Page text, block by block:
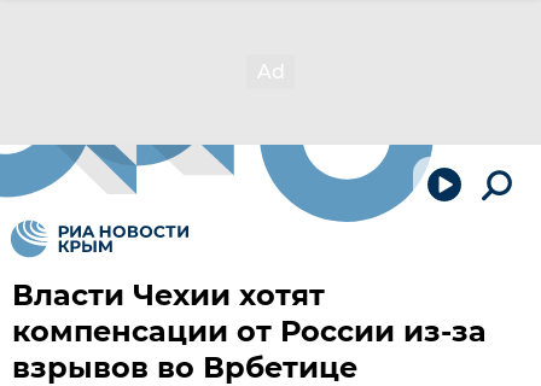
Власти Чехии хотят
компенсации от России из-за
взрывов во Врбетице